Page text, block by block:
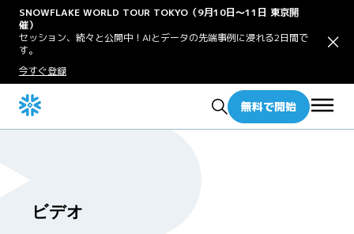
SNOWFLAKE WORLD TOUR TOKYO（9月10日〜11日 東京開
催）
セッション、続々と公開中！AIとデータの先端事例に浸れる2日間で
す。
今すぐ登録
無料で開始
ビデオ